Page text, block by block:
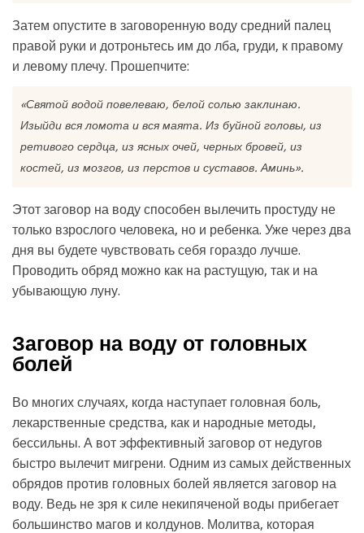
Затем опустите в заговоренную воду средний палец
правой руки и дотроньтесь им до лба, груди, к правому
и левому плечу. Прошепчите:
«Святой водой повелеваю, белой солью заклинаю.
Изыйди вся ломота и вся маята. Из буйной головы, из
ретивого сердца, из ясных очей, черных бровей, из
костей, из мозгов, из перстов и суставов. Аминь».
Этот заговор на воду способен вылечить простуду не
только взрослого человека, но и ребенка. Уже через два
дня вы будете чувствовать себя гораздо лучше.
Проводить обряд можно как на растущую, так и на
убывающую луну.
Заговор на воду от головных
болей
Во многих случаях, когда наступает головная боль,
лекарственные средства, как и народные методы,
бессильны. А вот эффективный заговор от недугов
быстро вылечит мигрени. Одним из самых действенных
обрядов против головных болей является заговор на
воду. Ведь не зря к силе некипяченой воды прибегает
большинство магов и колдунов. Молитва, которая